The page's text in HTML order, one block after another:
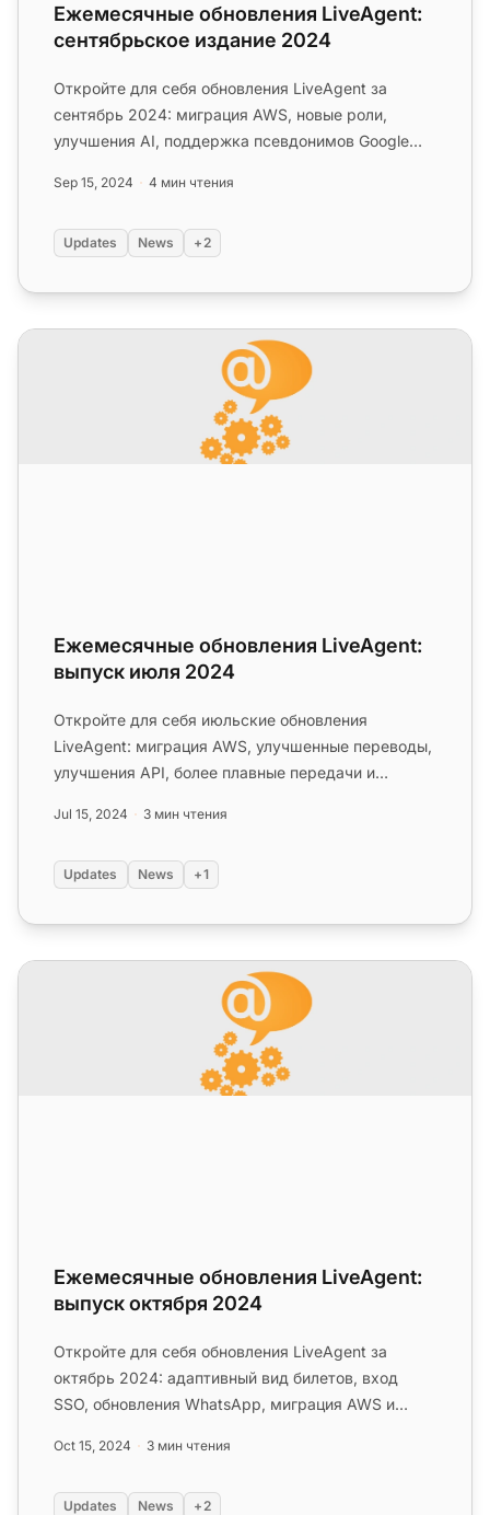
Ежемесячные обновления LiveAgent:
сентябрьское издание 2024
Откройте для себя обновления LiveAgent за
сентябрь 2024: миграция AWS, новые роли,
улучшения AI, поддержка псевдонимов Google
Sep 15, 2024 4 мин чтения
Updates News +2
Ежемесячные обновления LiveAgent: выпуск июля
Ежемесячные обновления LiveAgent:
выпуск июля 2024
Откройте для себя июльские обновления
LiveAgent: миграция AWS, улучшенные переводы,
улучшения API, более плавные передачи и
Jul 15, 2024 3 мин чтения
Updates News +1
Ежемесячные обновления LiveAgent: выпуск октября
Ежемесячные обновления LiveAgent:
выпуск октября 2024
Откройте для себя обновления LiveAgent за
октябрь 2024: адаптивный вид билетов, вход
SSO, обновления WhatsApp, миграция AWS и
Oct 15, 2024 3 мин чтения
Updates News +2